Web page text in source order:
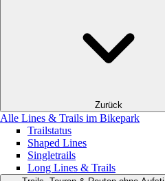
Zurück
Alle Lines & Trails im Bikepark
Trailstatus
Shaped Lines
Singletrails
Long Lines & Trails